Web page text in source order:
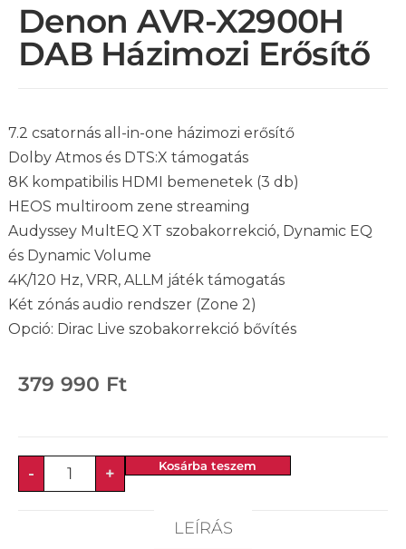
Denon AVR-X2900H
DAB Házimozi Erősítő
7.2 csatornás all-in-one házimozi erősítő
Dolby Atmos és DTS:X támogatás
8K kompatibilis HDMI bemenetek (3 db)
HEOS multiroom zene streaming
Audyssey MultEQ XT szobakorrekció, Dynamic EQ
és Dynamic Volume
4K/120 Hz, VRR, ALLM játék támogatás
Két zónás audio rendszer (Zone 2)
Opció: Dirac Live szobakorrekció bővítés
379 990 Ft
- + Kosárba teszem
LEÍRÁS